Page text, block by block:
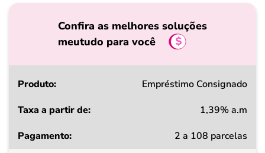
Confira as melhores soluções
meutudo para você
Produto
a
Empréstimo Consignado
1,39% a.m
2 a 108 parcelas